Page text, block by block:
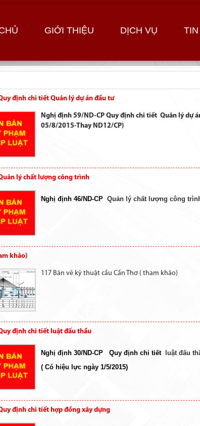
GIỚI THIỆU DỊCH VỤ
định chi tiết Quản lý dự án đầu tư
Nghị định 59/ND-CP Quy định chi tiết Quản lý dự
05/8/2015-Thay ND12/CP)
lý chất lượng công trình
Nghị định 46/ND-CP Quản lý chất lượng công
khảo)
117 Bản vẽ kỹ thuật cầu Cần Thơ ( tham khảo)
định chi tiết luật đấu thầu
Nghị định 30/ND-CP Quy định chi tiết luật đấu
( Có hiệu lực ngày 1/5/2015)
định chi tiết hợp đồng xây dựng